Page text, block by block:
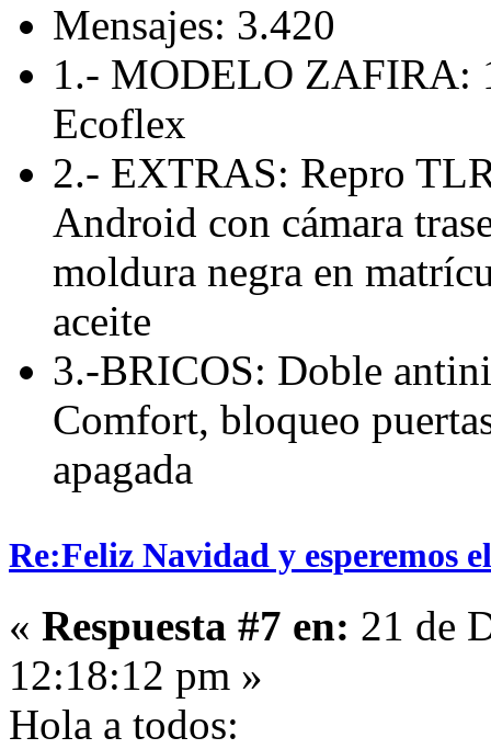
Mensajes: 3.420
1.- MODELO ZAFIRA:
Ecoflex
2.- EXTRAS: Repro
Android con cámara
moldura negra en
aceite
3.-BRICOS: Doble
Comfort, bloqueo
apagada
Re:Feliz Navidad y esperemos
« Respuesta #7 en: 21 de
12:18:12 pm »
Hola a todos: